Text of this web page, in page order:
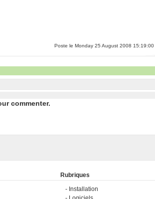
Poste le Monday 25 August 2008 15:19:00
commenter.
Rubriques
Installation